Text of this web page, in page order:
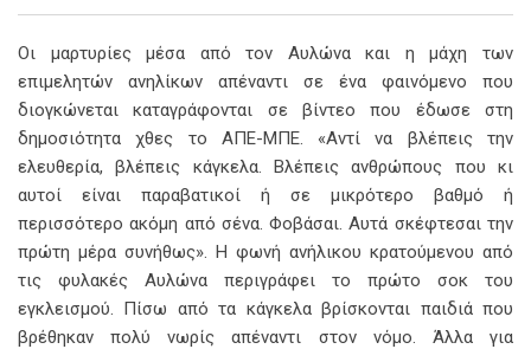
Οι μαρτυρίες μέσα από τον Αυλώνα και η μάχη των
επιμελητών ανηλίκων απέναντι σε ένα φαινόμενο που
διογκώνεται καταγράφονται σε βίντεο που έδωσε στη
δημοσιότητα χθες το ΑΠΕ-ΜΠΕ. «Αντί να βλέπεις την
ελευθερία, βλέπεις κάγκελα. Βλέπεις ανθρώπους που κι
αυτοί είναι παραβατικοί ή σε μικρότερο βαθμό ή
περισσότερο ακόμη από σένα. Φοβάσαι. Αυτά σκέφτεσαι την
πρώτη μέρα συνήθως». Η φωνή ανήλικου κρατούμενου από
τις φυλακές Αυλώνα περιγράφει το πρώτο σοκ του
εγκλεισμού. Πίσω από τα κάγκελα βρίσκονται παιδιά που
βρέθηκαν πολύ νωρίς απέναντι στον νόμο. Άλλα για